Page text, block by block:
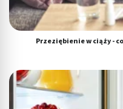
Przeziębienie w ciąży -